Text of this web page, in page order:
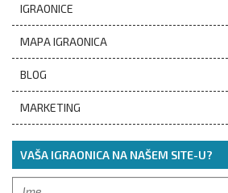
IGRAONICE
MAPA IGRAONICA
BLOG
MARKETING
VAŠA IGRAONICA NA NAŠEM SITE-U?